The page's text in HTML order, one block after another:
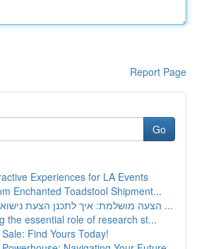
Report Page
Go
Experiences for LA Events
Enchanted Toadstool Shipment...
הצעה מושלמת: איך לתכנן הצעת נישואין בלתי נשכחת ...
the essential role of research st...
Find Yours Today!